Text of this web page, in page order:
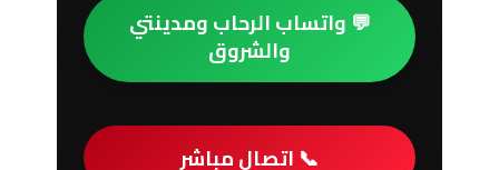
💬 واتساب الرحاب ومدينتي
والشروق
📞 اتصال مباشر